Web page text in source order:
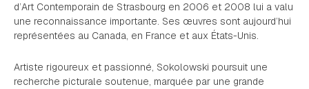
d’Art Contemporain de Strasbourg en 2006 et 2008 lui a valu
une reconnaissance importante. Ses œuvres sont aujourd’hui
représentées au Canada, en France et aux États-Unis.
Artiste rigoureux et passionné, Sokolowski poursuit une
recherche picturale soutenue, marquée par une grande